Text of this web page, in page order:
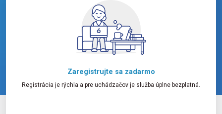
Zaregistrujte sa zadarmo
Registrácia je rýchla a pre uchádzačov je služba úplne bezplatná.